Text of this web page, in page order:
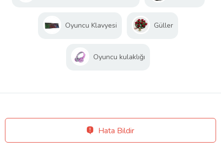
Oyuncu Klavyesi Güller
Oyuncu kulaklığı
Hata Bildir